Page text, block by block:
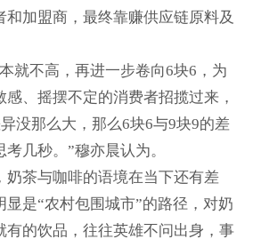
和加盟商，最终靠赚供应链原料及
就不高，再进一步卷向6块6，为
、摇摆不定的消费者招揽过来，
没那么大，那么6块6与9块9的差
几秒。”穆亦晨认为。
奶茶与咖啡的语境在当下还有差
是“农村包围城市”的路径，对奶
有的饮品，往往英雄不问出身，事